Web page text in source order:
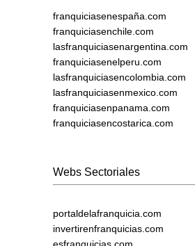
franquiciasenespaña.com
franquiciasenchile.com
lasfranquiciasenargentina.com
franquiciasenelperu.com
lasfranquiciasencolombia.com
lasfranquiciasenmexico.com
franquiciasenpanama.com
franquiciasencostarica.com
Webs Sectoriales
portaldelafranquicia.com
invertirenfranquicias.com